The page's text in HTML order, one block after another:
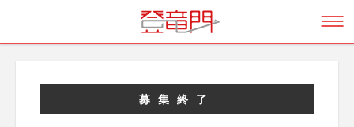
募集終了